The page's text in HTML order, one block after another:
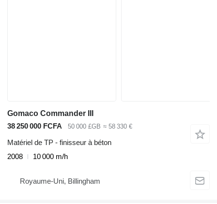
Gomaco Commander III
38 250 000 FCFA
50 000 £GB ≈ 58 330 €
Matériel de TP - finisseur à béton
2008
10 000 m/h
Royaume-Uni, Billingham